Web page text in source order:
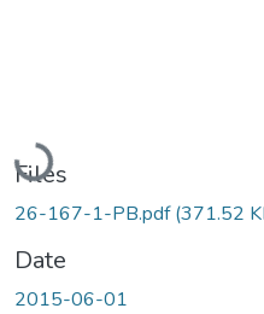
Loading...
Files
26-167-1-PB.pdf(371.52
Date
2015-06-01